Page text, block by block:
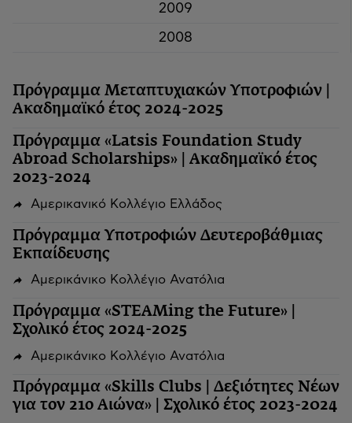
2009
2008
Πρόγραμμα Μεταπτυχιακών Υποτροφιών |
Ακαδημαϊκό έτος 2024-2025
Πρόγραμμα «Latsis Foundation Study
Abroad Scholarships» | Ακαδημαϊκό έτος
2023-2024
Αμερικανικό Κολλέγιο Ελλάδος
Πρόγραμμα Υποτροφιών Δευτεροβάθμιας
Εκπαίδευσης
Αμερικάνικο Κολλέγιο Ανατόλια
Πρόγραμμα «STEAMing the Future» |
Σχολικό έτος 2024-2025
Αμερικάνικο Κολλέγιο Ανατόλια
Πρόγραμμα «Skills Clubs | Δεξιότητες Νέων
για τον 21ο Αιώνα» | Σχολικό έτος 2023-2024